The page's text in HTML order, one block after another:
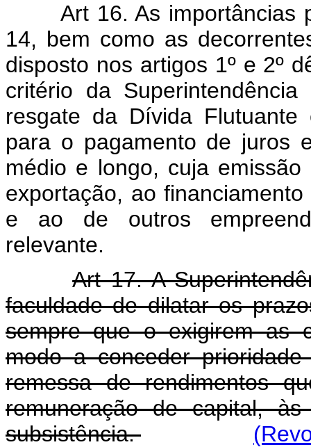
Art 16. As importâncias
14, bem como as
disposto nos artigos 1º e 2º
critério da
resgate da Dívida
para o pagamento de juros
médio e longo, cuja
exportação, ao
e ao de outros
relevante.
Art 17. A
faculdade de dilatar os
sempre que o exigirem as
modo a conceder
remessa de rendimentos
remuneração de capital,
subsistência.